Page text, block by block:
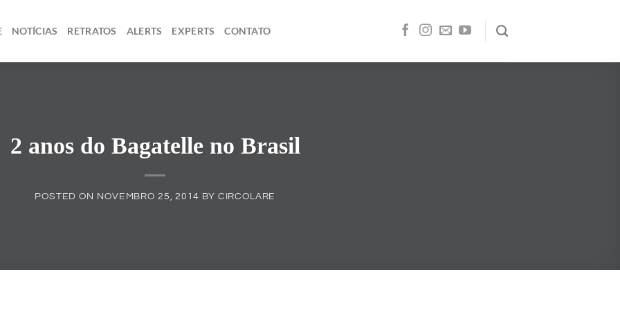
NOTÍCIAS RETRATOS ALERTS EXPERTS CONTATO
2 anos do Bagatelle no Brasil
POSTED ON NOVEMBRO 25, 2014 BY CIRCOLARE